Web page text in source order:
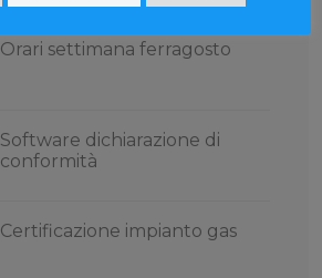
Orari settimana ferragosto
Software dichiarazione di
conformità
Certificazione impianto gas